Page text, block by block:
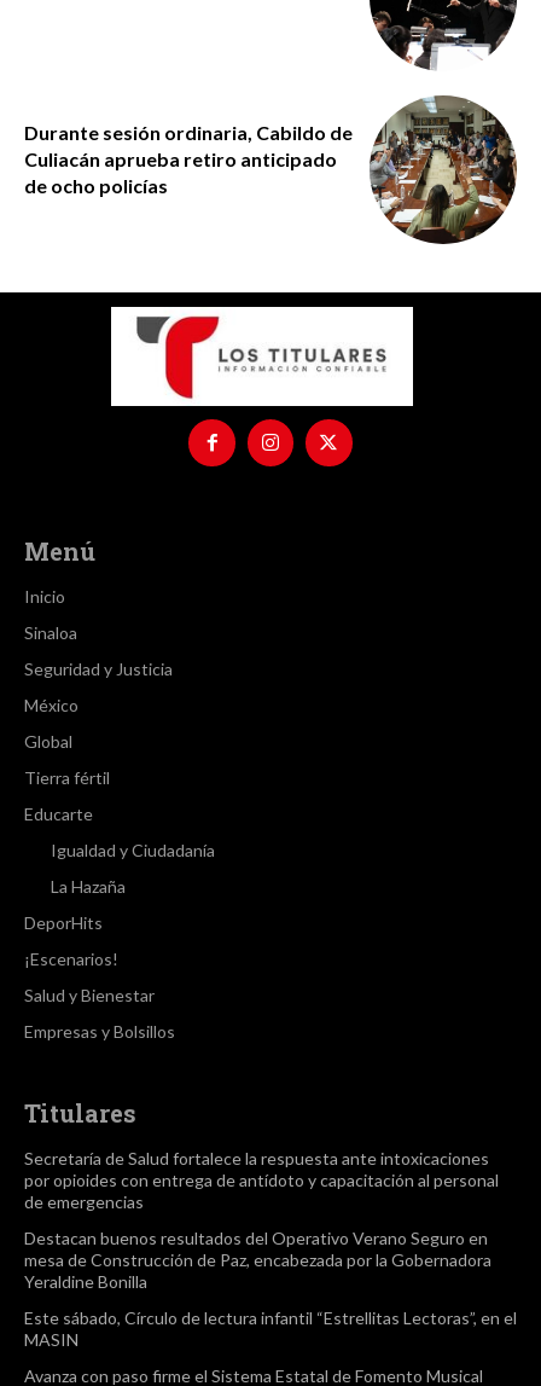
Durante sesión ordinaria, Cabildo de
Culiacán aprueba retiro anticipado
de ocho policías
Menú
Inicio
Sinaloa
Seguridad y Justicia
México
Global
Tierra fértil
Educarte
Igualdad y Ciudadanía
La Hazaña
DeporHits
¡Escenarios!
Salud y Bienestar
Empresas y Bolsillos
Titulares
Secretaría de Salud fortalece la respuesta ante intoxicaciones
por opioides con entrega de antídoto y capacitación al personal
de emergencias
Destacan buenos resultados del Operativo Verano Seguro en
mesa de Construcción de Paz, encabezada por la Gobernadora
Yeraldine Bonilla
Este sábado, Círculo de lectura infantil “Estrellitas Lectoras”, en el
MASIN
Avanza con paso firme el Sistema Estatal de Fomento Musical